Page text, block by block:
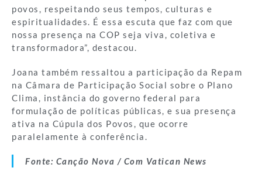
povos, respeitando seus tempos, culturas e
espiritualidades. É essa escuta que faz com que
nossa presença na COP seja viva, coletiva e
transformadora”, destacou.
Joana também ressaltou a participação da Repam
na Câmara de Participação Social sobre o Plano
Clima, instância do governo federal para
formulação de políticas públicas, e sua presença
ativa na Cúpula dos Povos, que ocorre
paralelamente à conferência.
Fonte: Canção Nova / Com Vatican News